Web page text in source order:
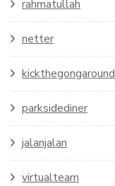
rahmatullah
netter
kickthegongaround
parksidediner
jalanjalan
virtualteam